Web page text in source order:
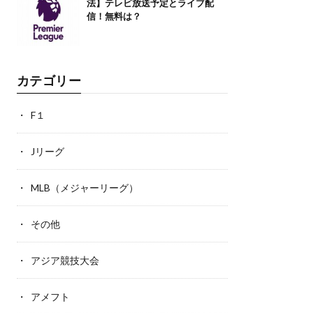
法】テレビ放送予定とライブ配
信！無料は？
カテゴリー
F１
Jリーグ
MLB（メジャーリーグ）
その他
アジア競技大会
アメフト